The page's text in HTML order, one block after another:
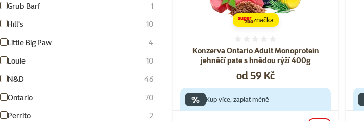
Grub Barf
1
Hill's
10
Little Big Paw
4
Louie
10
N&D
46
Ontario
70
Perrito
2
Konzerva Ontario Adult Monoprotein
jehněčí pate s hnědou rýží 400g
Cena
od 59 Kč
značka
% Kup více, zaplať méně